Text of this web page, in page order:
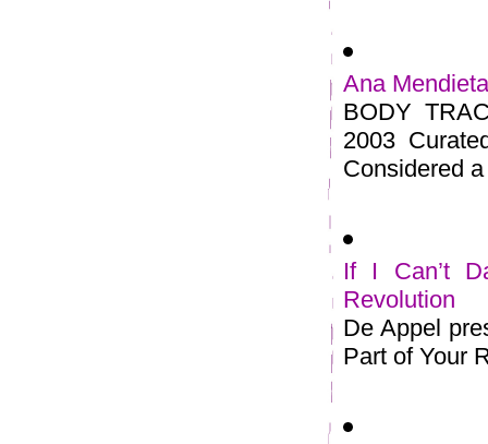
Ana
BODY
2003
Considered
If I Can’t
Revolution
De Appel
Part of Your